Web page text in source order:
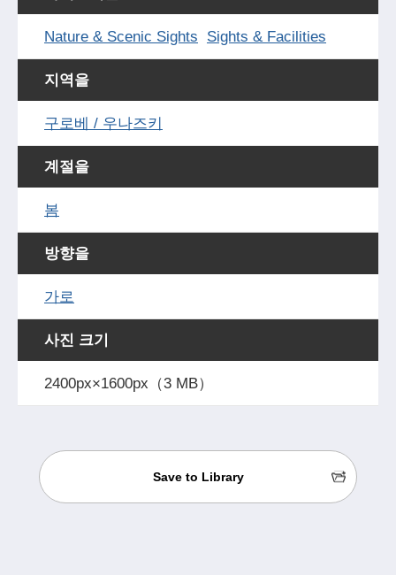
Nature & Scenic Sights Sights & Facilities
지역을
구로베 / 우나즈키
계절을
봄
방향을
가로
사진 크기
2400px×1600px（3 MB）
Save to Library